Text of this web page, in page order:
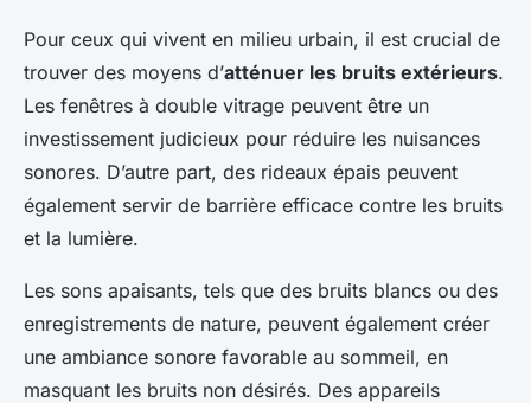
Pour ceux qui vivent en milieu urbain, il est crucial de
trouver des moyens d’atténuer les bruits extérieurs.
Les fenêtres à double vitrage peuvent être un
investissement judicieux pour réduire les nuisances
sonores. D’autre part, des rideaux épais peuvent
également servir de barrière efficace contre les bruits
et la lumière.
Les sons apaisants, tels que des bruits blancs ou des
enregistrements de nature, peuvent également créer
une ambiance sonore favorable au sommeil, en
masquant les bruits non désirés. Des appareils